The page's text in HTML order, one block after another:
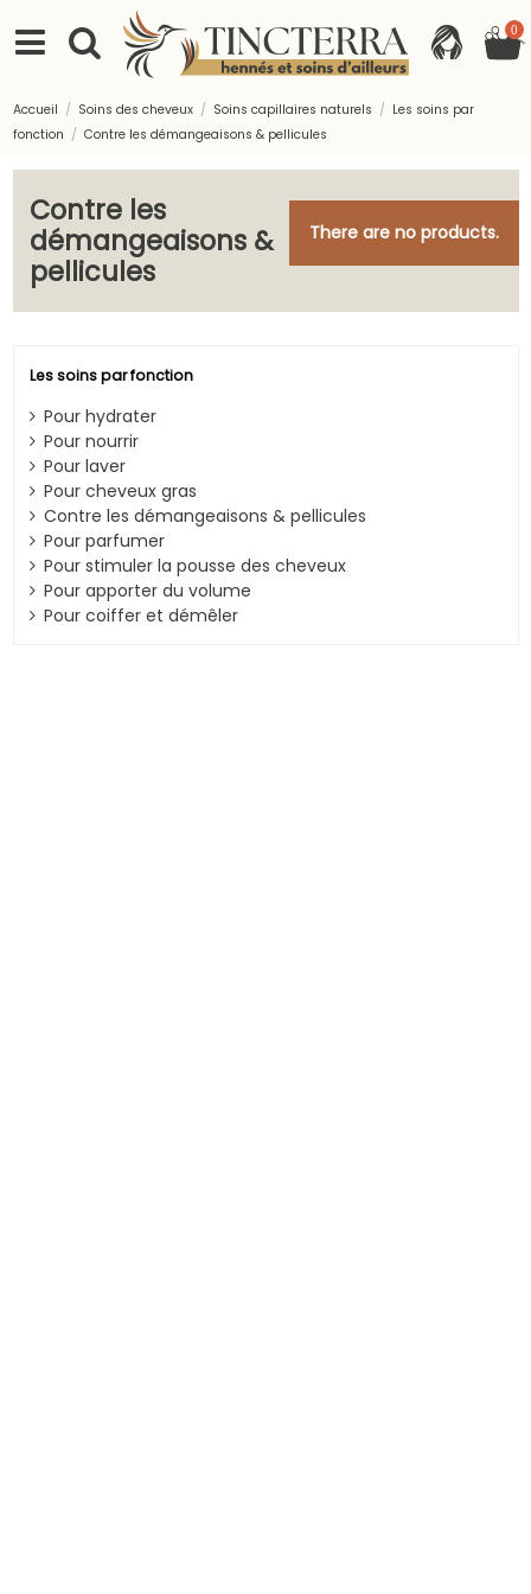
0
Accueil Soins des cheveux Soins capillaires naturels
Les soins par
fonction
Contre les démangeaisons & pellicules
Contre les
démangeaisons &
pellicules
There are no products.
Les soins par fonction
Pour hydrater
Pour nourrir
Pour laver
Pour cheveux gras
Contre les démangeaisons & pellicules
Pour parfumer
Pour stimuler la pousse des cheveux
Pour apporter du volume
Pour coiffer et démêler